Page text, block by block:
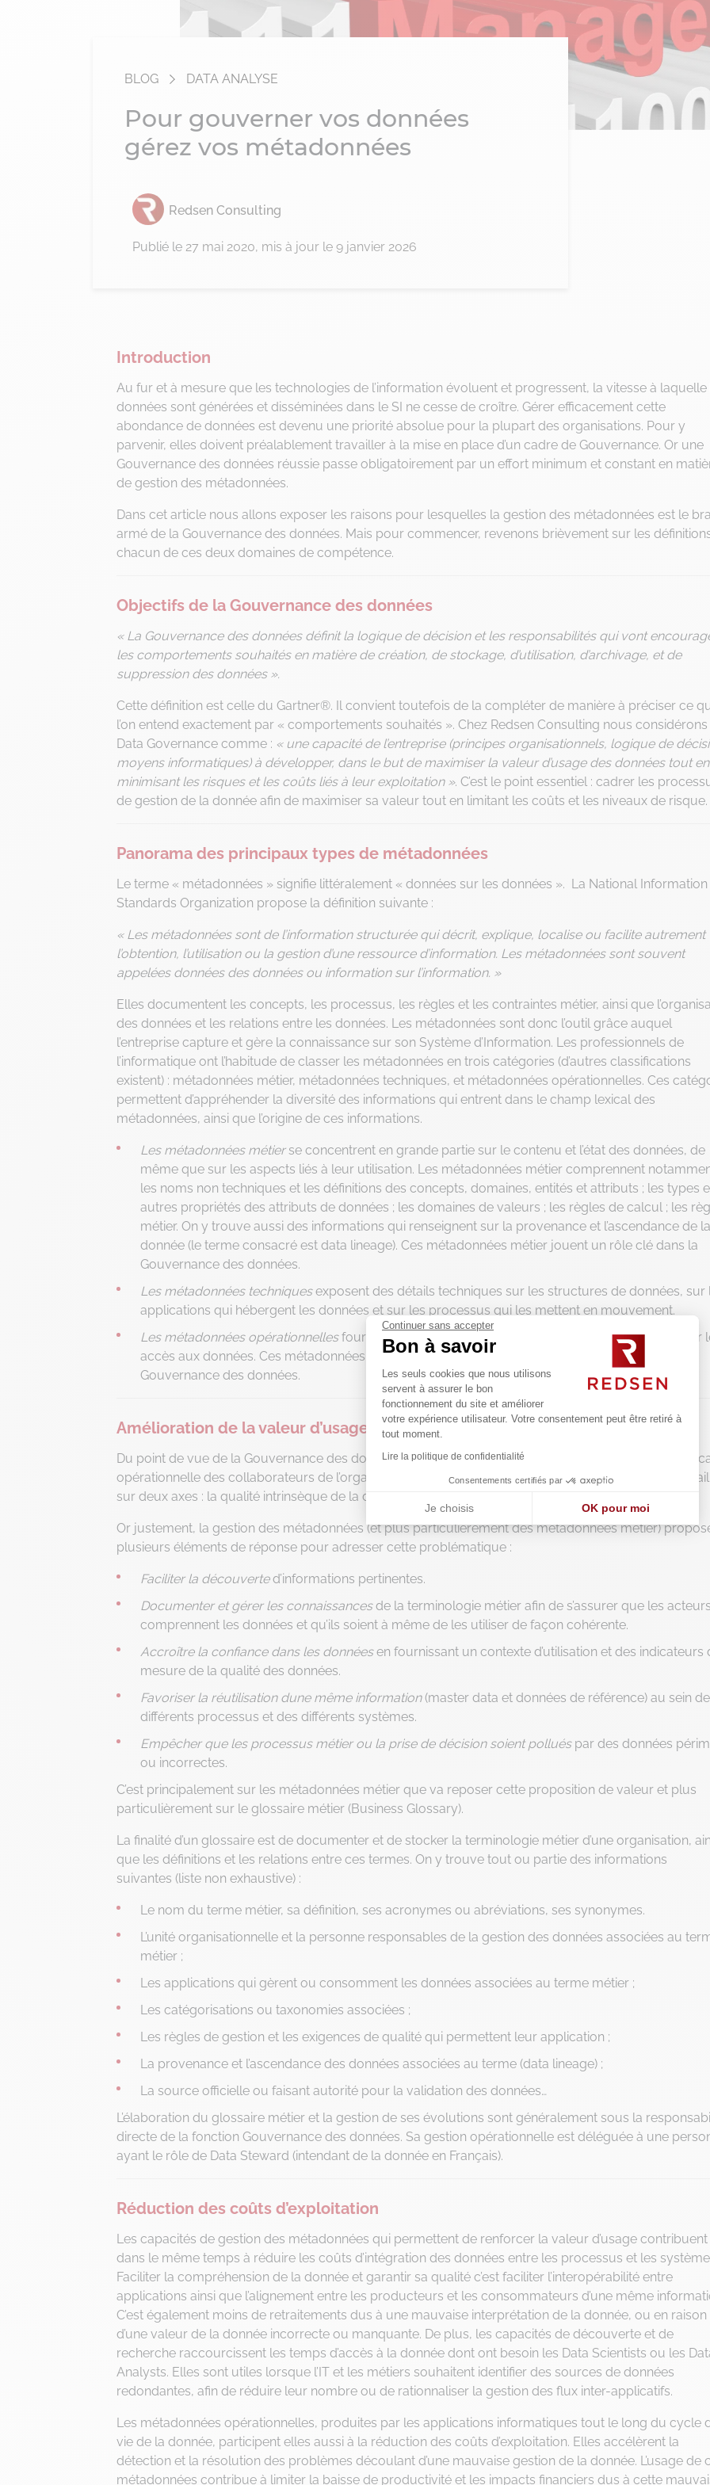
BLOG DATA ANALYSE
Pour gouverner vos données
gérez vos métadonnées
Redsen Consulting
Publié le 27 mai 2020, mis à jour le 9 janvier 2026
Introduction
Au fur et à mesure que les technologies de l’information évoluent et progressent, la vitesse à laquelle
données sont générées et disséminées dans le SI ne cesse de croître. Gérer efficacement cette
abondance de données est devenu une priorité absolue pour la plupart des organisations. Pour y
parvenir, elles doivent préalablement travailler à la mise en place d’un cadre de Gouvernance. Or une
Gouvernance des données réussie passe obligatoirement par un effort minimum et constant en
de gestion des métadonnées.
Dans cet article nous allons exposer les raisons pour lesquelles la gestion des métadonnées est le
armé de la Gouvernance des données. Mais pour commencer, revenons brièvement sur les
chacun de ces deux domaines de compétence.
Objectifs de la Gouvernance des données
« La Gouvernance des données définit la logique de décision et les responsabilités qui vont
les comportements souhaités en matière de création, de stockage, d’utilisation, d’archivage, et de
suppression des données ».
Cette définition est celle du Gartner®. Il convient toutefois de la compléter de manière à préciser ce
l’on entend exactement par « comportements souhaités ». Chez Redsen Consulting nous considérons
Data Governance comme : « une capacité de l’entreprise (principes organisationnels, logique de
moyens informatiques) à développer, dans le but de maximiser la valeur d’usage des données tout en
minimisant les risques et les coûts liés à leur exploitation ». C’est le point essentiel : cadrer les
de gestion de la donnée afin de maximiser sa valeur tout en limitant les coûts et les niveaux de risque.
Panorama des principaux types de métadonnées
Le terme « métadonnées » signifie littéralement « données sur les données ». La National Information
Standards Organization propose la définition suivante :
« Les métadonnées sont de l’information structurée qui décrit, explique, localise ou facilite autrement
l’obtention, l’utilisation ou la gestion d’une ressource d’information. Les métadonnées sont souvent
appelées données des données ou information sur l’information. »
Elles documentent les concepts, les processus, les règles et les contraintes métier, ainsi que
des données et les relations entre les données. Les métadonnées sont donc l’outil grâce auquel
l’entreprise capture et gère la connaissance sur son Système d’Information. Les professionnels de
l’informatique ont l’habitude de classer les métadonnées en trois catégories (d’autres classifications
existent) : métadonnées métier, métadonnées techniques, et métadonnées opérationnelles. Ces
permettent d’appréhender la diversité des informations qui entrent dans le champ lexical des
métadonnées, ainsi que l’origine de ces informations.
Les métadonnées métierse concentrent en grande partie sur le contenu et l’état des données, de
même que sur les aspects liés à leur utilisation. Les métadonnées métier comprennent
les noms non techniques et les définitions des concepts, domaines, entités et attributs ; les types
autres propriétés des attributs de données ; les domaines de valeurs ; les règles de calcul ; les
métier. On y trouve aussi des informations qui renseignent sur la provenance et l’ascendance de la
donnée (le terme consacré est data lineage). Ces métadonnées métier jouent un rôle clé dans la
Gouvernance des données.
Les métadonnées techniquesexposent des détails techniques sur les structures de données, sur
applications qui hébergent les données et sur les processus qui les mettent en mouvement.
Les métadonnées opérationnellesfournissent des informations sur les traitements réalisés et sur
accès aux données. Ces métadonnées vont alimenter le dispositif de contrôle utilisé par la
Gouvernance des données.
Amélioration de la valeur d’usage
Du point de vue de la Gouvernance des données, il sagit de s’assurer que la donnée contribue à
opérationnelle des collaborateurs de l’organisation. Pour atteindre cet objectif d’efficacité, il faut
sur deux axes : la qualité intrinsèque de la donnée et son usabilité.
Or justement, la gestion des métadonnées (et plus particulièrement des métadonnées métier)
plusieurs éléments de réponse pour adresser cette problématique :
Faciliter la découverted’informations pertinentes.
Documenter et gérer les connaissancesde la terminologie métier afin de s’assurer que les acteurs
comprennent les données et qu’ils soient à même de les utiliser de façon cohérente.
Accroître la confiance dans les donnéesen fournissant un contexte d’utilisation et des indicateurs
mesure de la qualité des données.
Favoriser la réutilisation dune même information(master data et données de référence) au sein
différents processus et des différents systèmes.
Empêcher que les processus métier ou la prise de décision soient polluéspar des données
ou incorrectes.
C’est principalement sur les métadonnées métier que va reposer cette proposition de valeur et plus
particulièrement sur le glossaire métier (Business Glossary).
La finalité d’un glossaire est de documenter et de stocker la terminologie métier d’une organisation,
que les définitions et les relations entre ces termes. On y trouve tout ou partie des informations
suivantes (liste non exhaustive) :
Le nom du terme métier, sa définition, ses acronymes ou abréviations, ses synonymes.
L’unité organisationnelle et la personne responsables de la gestion des données associées au
métier ;
Les applications qui gèrent ou consomment les données associées au terme métier ;
Les catégorisations ou taxonomies associées ;
Les règles de gestion et les exigences de qualité qui permettent leur application ;
La provenance et l’ascendance des données associées au terme (data lineage) ;
La source officielle ou faisant autorité pour la validation des données…
L’élaboration du glossaire métier et la gestion de ses évolutions sont généralement sous la
directe de la fonction Gouvernance des données. Sa gestion opérationnelle est déléguée à une
ayant le rôle de Data Steward (intendant de la donnée en Français).
Réduction des coûts d’exploitation
Les capacités de gestion des métadonnées qui permettent de renforcer la valeur d’usage contribuent
dans le même temps à réduire les coûts d’intégration des données entre les processus et les
Faciliter la compréhension de la donnée et garantir sa qualité c’est faciliter l’interopérabilité entre
applications ainsi que l’alignement entre les producteurs et les consommateurs d’une même
C’est également moins de retraitements dus à une mauvaise interprétation de la donnée, ou en raison
d’une valeur de la donnée incorrecte ou manquante. De plus, les capacités de découverte et de
recherche raccourcissent les temps d’accès à la donnée dont ont besoin les Data Scientists ou les
Analysts. Elles sont utiles lorsque l’IT et les métiers souhaitent identifier des sources de données
redondantes, afin de réduire leur nombre ou de rationnaliser la gestion des flux inter-applicatifs.
Les métadonnées opérationnelles, produites par les applications informatiques tout le long du cycle
vie de la donnée, participent elles aussi à la réduction des coûts d’exploitation. Elles accélèrent la
détection et la résolution des problèmes découlant d’une mauvaise gestion de la donnée. L’usage de
métadonnées contribue à limiter la baisse de productivité et les impacts financiers dus à cette
Continuer sans accepter
Bon à savoir
Les seuls cookies que nous utilisons
servent à assurer le bon
fonctionnement du site et améliorer
votre expérience utilisateur. Votre consentement peut être retiré à
tout moment.
Lire la politique de confidentialité
Consentements certifiés par
Je choisis OK pour moi
Axeptio consent
Plateforme de Gestion du Consentement : Personnalisez vos